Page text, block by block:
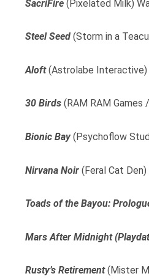
SacriFire (Pixelated Milk)
Steel Seed (Storm in a
Aloft(Astrolabe Interactive)
30 Birds (RAM RAM Games
Bionic Bay (Psychoflow
Nirvana Noir (Feral Cat
Toads of the Bayou:
Mars After Midnight
Rusty’s Retirement (Mister